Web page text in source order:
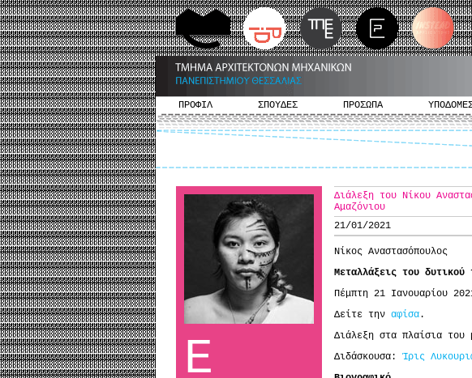
ΠΡΟΦΙΛ ΣΠΟΥΔΕΣ ΠΡΟΣΩΠΑ
Ε
Διάλεξη του Νίκου
Αμαζόνιου
21/01/2021
Νίκος Αναστασόπουλος
Μεταλλάξεις του
Πέμπτη 21 Ιανουαρίου
Δείτε την αφίσα.
Διάλεξη στα πλαίσια του
Διδάσκουσα: Ίρις